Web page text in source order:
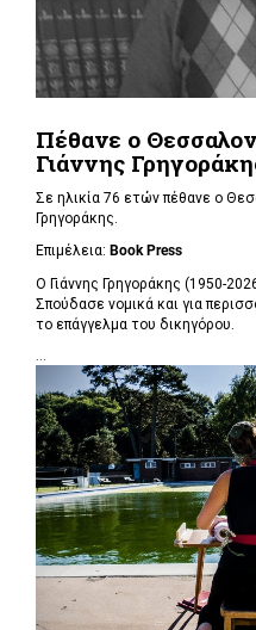
Πέθανε ο
Γιάννης
Σε ηλικία 76 ετών πέθανε ο
Γρηγοράκης.
Επιμέλεια: Book Press
Ο Γιάννης Γρηγοράκης (1950-
Σπούδασε νομικά και για
το επάγγελμα του δικηγόρου.
...